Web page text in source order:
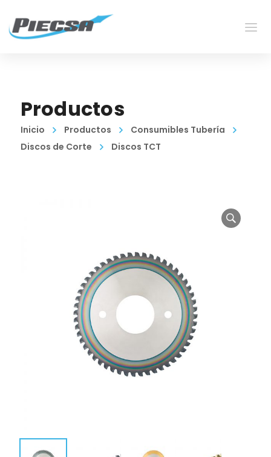
Productos
Inicio Productos
Consumibles Tubería
Discos de Corte
Discos TCT